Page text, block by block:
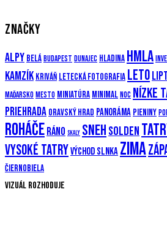
ZNAČKY
Alpy Belá Budapest Dunajec Hladina Hmla
Kamzík Kriváň Letecká fotografia Leto
Maďarsko Mesto Miniatúra Minimal Noc Nízke
priehrada Oravský hrad Panoráma Pieniny
RoháčeRáno Skaly Sneh Solden
Vysoké TatryVýchod slnka Zima
Čiernobiela
Vizuál rozhoduje